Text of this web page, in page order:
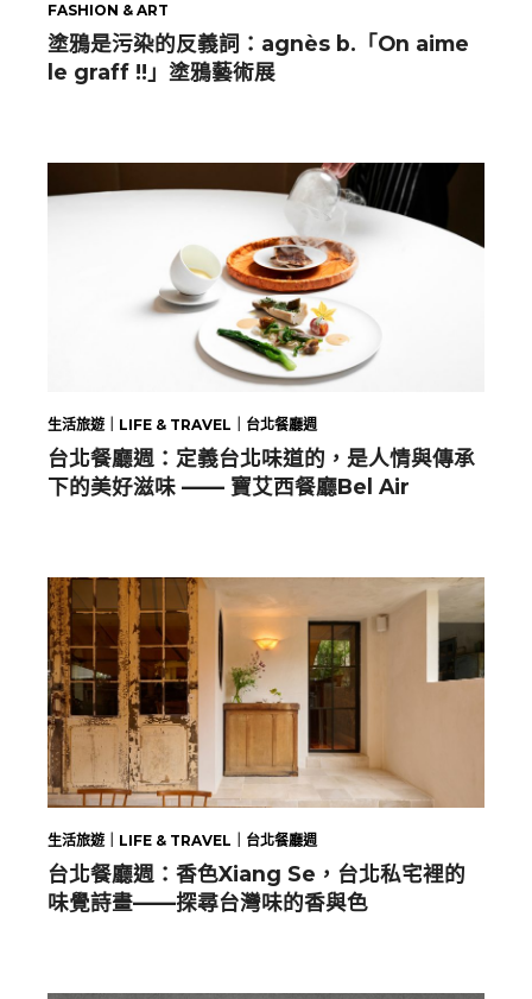
FASHION & ART
塗鴉是污染的反義詞：agnès b.「On aime
le graff !!」塗鴉藝術展
生活旅遊｜LIFE & TRAVEL｜台北餐廳週
台北餐廳週：定義台北味道的，是人情與傳承
下的美好滋味 —— 寶艾西餐廳Bel Air
生活旅遊｜LIFE & TRAVEL｜台北餐廳週
台北餐廳週：香色Xiang Se，台北私宅裡的
味覺詩畫——探尋台灣味的香與色